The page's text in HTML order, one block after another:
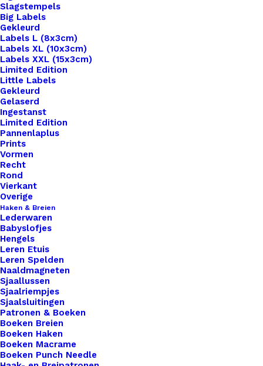
Slagstempels
Big Labels
Gekleurd
Labels L (8x3cm)
Labels XL (10x3cm)
Labels XXL (15x3cm)
Limited Edition
Little Labels
Gekleurd
Gelaserd
Ingestanst
Limited Edition
Pannenlaplus
Prints
Vormen
Recht
Rond
Vierkant
Overige
Haken & Breien
Lederwaren
Babyslofjes
Hengels
Leren Etuis
Leren Spelden
Naaldmagneten
Sjaallussen
Sjaalriempjes
Sjaalsluitingen
Patronen & Boeken
Boeken Breien
Boeken Haken
Boeken Macrame
Boeken Punch Needle
Home
Hobby
Metalen Eind Dopjes 4mm Zilverkleurig
Metalen Eind Dopjes
4mm Zilverkleurig
€
Geschikt voor de 4mm leren koorden.
132 op voorraad
Metalen
Eind
Dopjes
4mm
Zilverkleurig
aantalToevoegen aan verlanglijst
Artikelnummer